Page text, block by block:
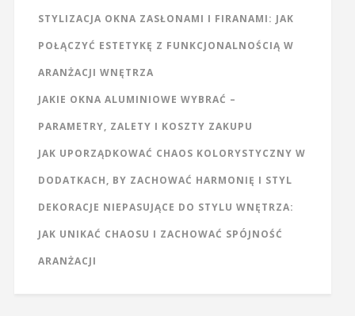
STYLIZACJA OKNA ZASŁONAMI I FIRANAMI: JAK
POŁĄCZYĆ ESTETYKĘ Z FUNKCJONALNOŚCIĄ W
ARANŻACJI WNĘTRZA
JAKIE OKNA ALUMINIOWE WYBRAĆ –
PARAMETRY, ZALETY I KOSZTY ZAKUPU
JAK UPORZĄDKOWAĆ CHAOS KOLORYSTYCZNY W
DODATKACH, BY ZACHOWAĆ HARMONIĘ I STYL
DEKORACJE NIEPASUJĄCE DO STYLU WNĘTRZA:
JAK UNIKAĆ CHAOSU I ZACHOWAĆ SPÓJNOŚĆ
ARANŻACJI